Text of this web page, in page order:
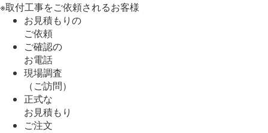
※取付工事をご依頼されるお客様
お見積もりの
ご依頼
ご確認の
お電話
現場調査
（ご訪問）
正式な
お見積もり
ご注文